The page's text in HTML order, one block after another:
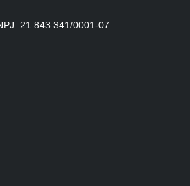
21.843.341/0001-07